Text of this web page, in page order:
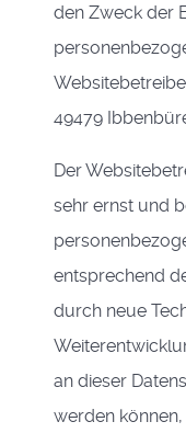
den Zweck der
49479
Der
sehr ernst und
entsprechend
durch neue
an dieser
werden